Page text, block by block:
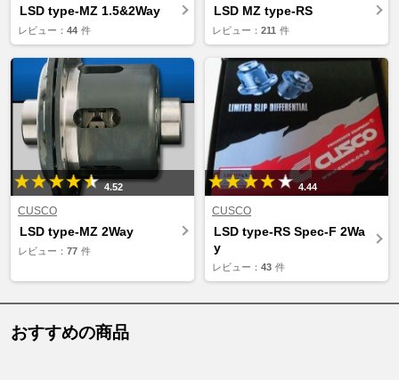
LSD type-MZ 1.5&2Way
レビュー： 44 件
LSD MZ type-RS
レビュー： 211 件
4.52
CUSCO
LSD type-MZ 2Way
レビュー： 77 件
4.44
CUSCO
LSD type-RS Spec-F 2Wa
y
レビュー： 43 件
おすすめの商品